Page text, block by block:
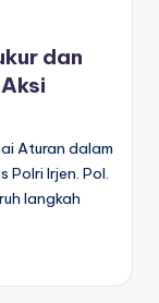
dan
Aturan dalam
Polri Irjen. Pol.
langkah